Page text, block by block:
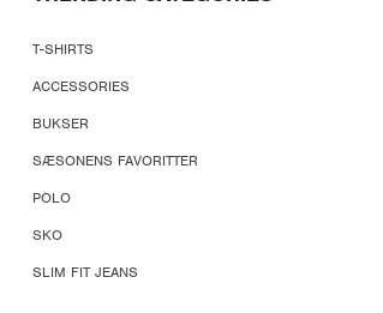
T-SHIRTS
ACCESSORIES
BUKSER
SÆSONENS FAVORITTER
POLO
SKO
SLIM FIT JEANS